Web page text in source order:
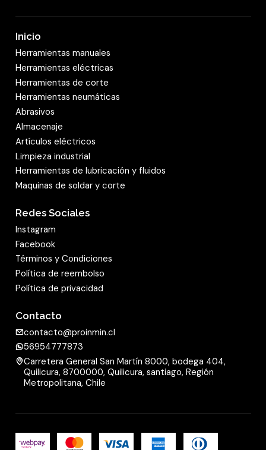
Inicio
Herramientas manuales
Herramientas eléctricas
Herramientas de corte
Herramientas neumáticas
Abrasivos
Almacenaje
Artículos eléctricos
Limpieza industrial
Herramientas de lubricación y fluidos
Maquinas de soldar y corte
Redes Sociales
Instagram
Facebook
Términos y Condiciones
Política de reembolso
Política de privacidad
Contacto
contacto@proinmin.cl
56954777873
Carretera General San Martín 8000, bodega 404,
Quilicura, 8700000, Quilicura, santiago, Región
Metropolitana, Chile